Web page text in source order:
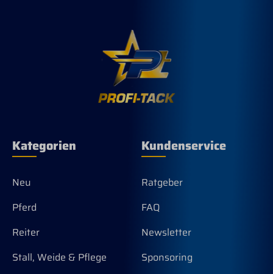
geben oder man rührt ½ Teelöffel
Kräuter mit 250 ml Buttermilch oder
Joghurt an und verteilt diese Menge auf
die Fütterung an 3
aufeinanderfolgenden Tagen.
Kategorien
Neu
Pferd
Reiter
Stall, Weide & Pflege
Kundenservice
Ratgeber
FAQ
Newsletter
Sponsoring